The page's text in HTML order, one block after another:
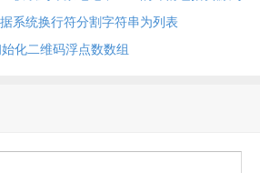
系统换行符分割字符串为列表
化二维码浮点数数组